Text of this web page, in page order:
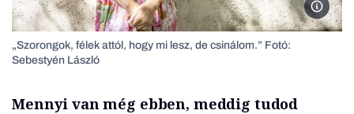
„Szorongok, félek attól, hogy mi lesz, de csinálom.” Fotó:
Sebestyén László
Mennyi van még ebben, meddig tudod